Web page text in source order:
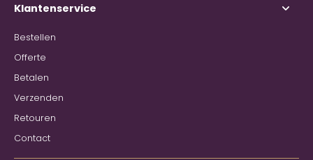
Klantenservice
Bestellen
Offerte
Betalen
Verzenden
Retouren
Contact